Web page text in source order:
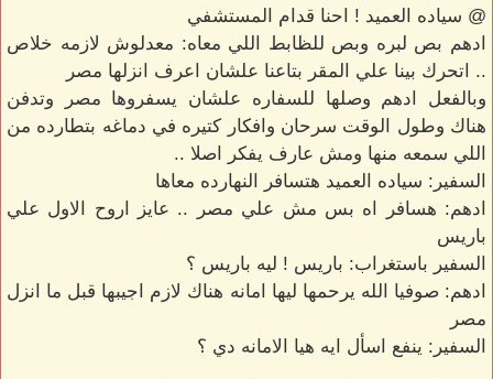
@ سياده العميد ! احنا قدام المستشفي
ادهم بص لبره وبص للظابط اللي معاه: معدلوش لازمه خلاص
.. اتحرك بينا علي المقر بتاعنا علشان اعرف انزلها مصر
وبالفعل ادهم وصلها للسفاره علشان يسفروها مصر وتدفن
هناك وطول الوقت سرحان وافكار كتيره في دماغه بتطارده من
اللي سمعه منها ومش عارف يفكر اصلا ..
السفير: سياده العميد هتسافر النهارده معاها
ادهم: هسافر اه بس مش علي مصر .. عايز اروح الاول علي
باريس
السفير باستغراب: باريس ! ليه باريس ؟
ادهم: صوفيا الله يرحمها ليها امانه هناك لازم اجيبها قبل ما انزل
مصر
السفير: ينفع اسأل ايه هيا الامانه دي ؟